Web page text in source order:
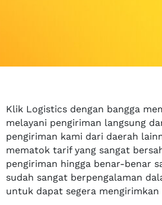
Klik Logistics dengan bangga
melayani pengiriman langsung
pengiriman kami dari daerah
mematok tarif yang sangat
pengiriman hingga benar-benar
sudah sangat berpengalaman
untuk dapat segera mengirimkan